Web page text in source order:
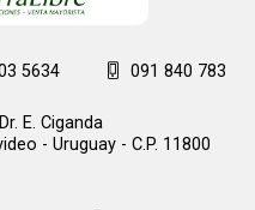
5634 091 840 783
E. Ciganda
- Uruguay - C.P. 11800